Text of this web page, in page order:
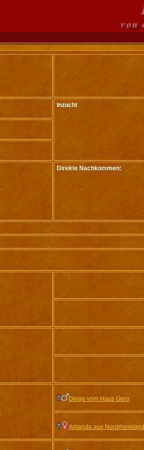
Inzucht
Direkte Nachkommen:
Dingo vom Haus Gero
Amanda aus Nordrheinland